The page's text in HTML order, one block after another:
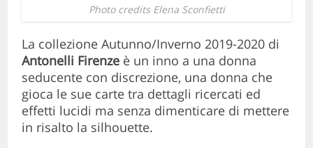
Photo credits Elena Sconfietti
La collezione Autunno/Inverno 2019-2020 di
Antonelli Firenze è un inno a una donna
seducente con discrezione, una donna che
gioca le sue carte tra dettagli ricercati ed
effetti lucidi ma senza dimenticare di mettere
in risalto la silhouette.